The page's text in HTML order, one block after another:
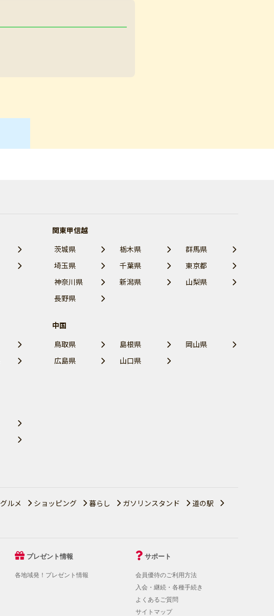
関東甲信越
茨城県
栃木県
群馬県
埼玉県
千葉県
東京都
神奈川県
新潟県
山梨県
長野県
中国
鳥取県
島根県
岡山県
広島県
山口県
グルメ ショッピング 暮らし ガソリンスタンド
道の駅
プレゼント情報
各地域発！プレゼント情報
サポート
会員優待のご利用方法
入会・継続・各種手続き
よくあるご質問
サイトマップ